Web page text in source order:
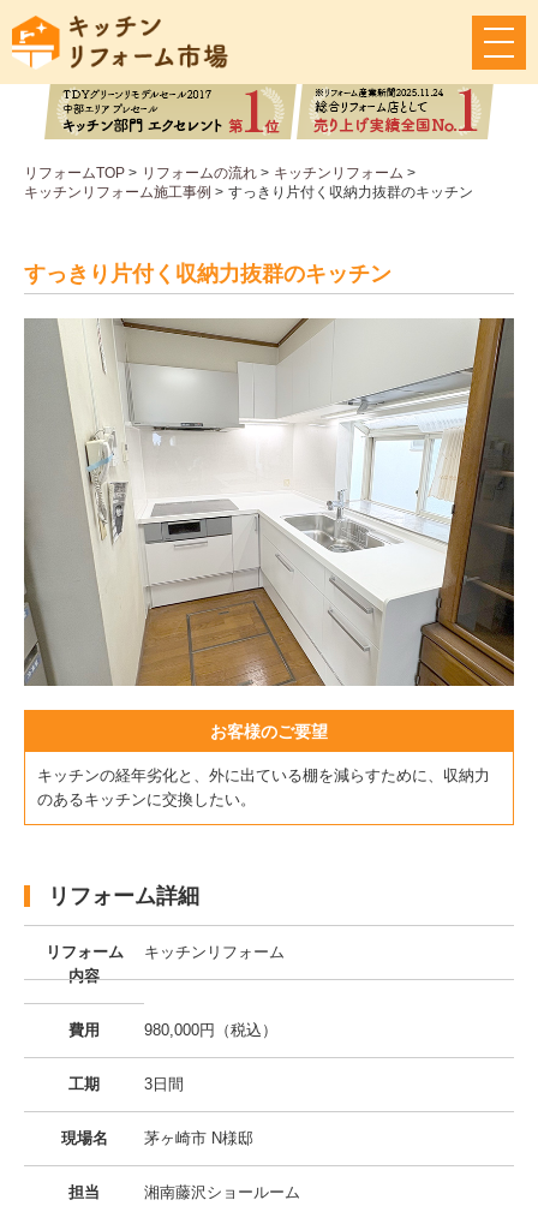
メ
ニ
リフォームTOP > リフォームの流れ > キッチンリフォーム >
キッチンリフォーム施工事例 > すっきり片付く収納力抜群のキッチン
すっきり片付く収納力抜群のキッチン
お客様のご要望
キッチンの経年劣化と、外に出ている棚を減らすために、収納力
のあるキッチンに交換したい。
リフォーム詳細
リフォーム
内容
キッチンリフォーム
費用 980,000円（税込）
工期 3日間
現場名 茅ヶ崎市 N様邸
担当 湘南藤沢ショールーム